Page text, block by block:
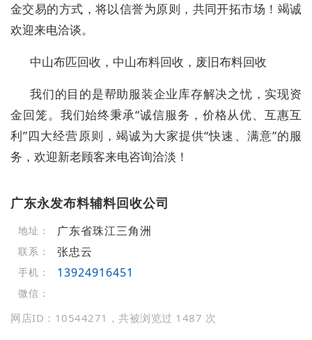
金交易的方式，将以信誉为原则，共同开拓市场！竭诚
欢迎来电洽谈。
中山布匹回收，中山布料回收，废旧布料回收
我们的目的是帮助服装企业库存解决之忧，实现资
金回笼。我们始终秉承“诚信服务，价格从优、互惠互
利”四大经营原则，竭诚为大家提供“快速、满意”的服
务，欢迎新老顾客来电咨询洽淡！
广东永发布料辅料回收公司
地址： 广东省珠江三角洲
联系： 张忠云
手机： 13924916451
微信：
网店ID：10544271，共被浏览过 1487 次